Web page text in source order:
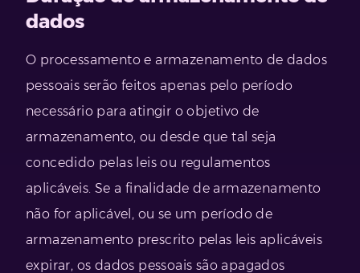
dados
O processamento e armazenamento de dados
pessoais serão feitos apenas pelo período
necessário para atingir o objetivo de
armazenamento, ou desde que tal seja
concedido pelas leis ou regulamentos
aplicáveis. Se a finalidade de armazenamento
não for aplicável, ou se um período de
armazenamento prescrito pelas leis aplicáveis ​​
expirar, os dados pessoais são apagados